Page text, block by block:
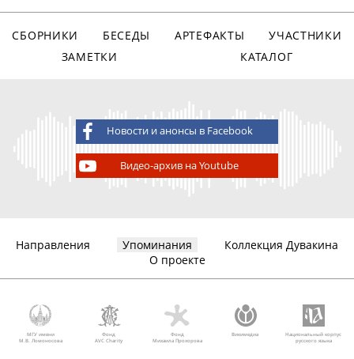
СБОРНИКИ БЕСЕДЫ АРТЕФАКТЫ
УЧАСТНИКИ
ЗАМЕТКИ
КАТАЛОГ
Новости и анонсы в Facebook
Видео-архив на Youtube
Направления Упоминания
Коллекция Дувакина
О проекте
МГУ имени
М.В. Ломоносова
Фонд
AVC Charity
Фонд
Михаила Прохорова
Викимедиа
Национальный корпус
русского языка